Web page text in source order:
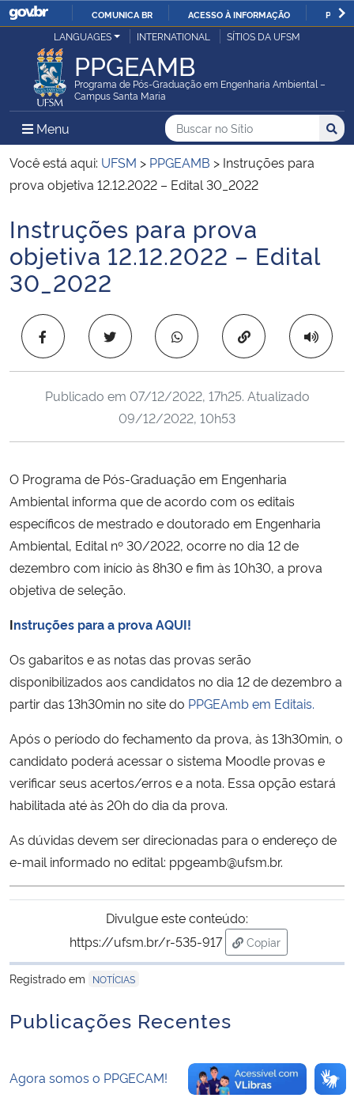
IR
PARA
O
COMUNICA BR ACESSO À INFORMAÇÃO
Ministério da Justiça e Segurança Pública
Ministério da Defesa
Ministério das Relações Exteriores
Ministério da Infraestrutura
Ministério da Agricultura, Pecuária e Abastecimento
Ministério da Educação
Ministério do Meio Ambiente
Ministério do Turismo
Ministério do Desenvolvimento Regional
Controladoria-Geral da União
Ministério da Mulher, da Família e dos Direitos Humanos
Secretaria-Geral
Secretaria de Governo
Advocacia-Geral da União
Banco Central do Brasil
LANGUAGES INTERNATIONAL SÍTIOS DA UFSM
PPGEAMB
Programa de Pós-Graduação em Engenharia Ambiental –
Campus Santa Maria
Menu Menu Principal do Sítio
Busca
Buscar no no Sítio
Busca:
Você está aqui: UFSM > PPGEAMB > Instruções para
prova objetiva 12.12.2022 – Edital 30_2022
Início do conteúdo
Instruções para prova
objetiva 12.12.2022 – Edital
30_2022
Copiar para área
Publicado em 07/12/2022, 17h25. Atualizado
09/12/2022, 10h53
O Programa de Pós-Graduação em Engenharia
Ambiental informa que de acordo com os editais
específicos de mestrado e doutorado em Engenharia
Ambiental, Edital nº 30/2022, ocorre no dia 12 de
dezembro com início às 8h30 e fim às 10h30, a prova
objetiva de seleção.
Instruções para a prova AQUI!
Os gabaritos e as notas das provas serão
disponibilizados aos candidatos no dia 12 de dezembro a
partir das 13h30min no site do PPGEAmb em Editais.
Após o período do fechamento da prova, às 13h30min, o
candidato poderá acessar o sistema Moodle provas e
verificar seus acertos/erros e a nota. Essa opção estará
habilitada até às 20h do dia da prova.
As dúvidas devem ser direcionadas para o endereço de
e-mail informado no edital: ppgeamb@ufsm.br.
Divulgue este conteúdo:
https://ufsm.br/r-535-917
Copiar
para área de
Registrado em
NOTÍCIAS
Publicações Recentes
Agora somos o PPGECAM!